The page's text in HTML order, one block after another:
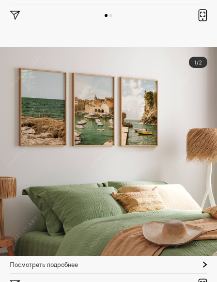
1/2
Посмотреть подробнее